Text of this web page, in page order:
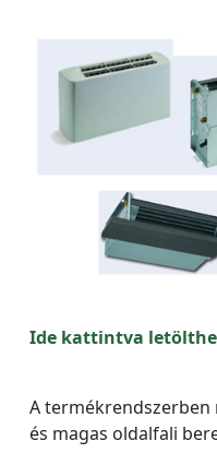
Ide kattintva
A
és magas oldalfali